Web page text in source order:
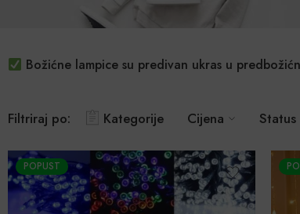
Božićne lampice su predivan ukras u
Filtriraj po: Kategorije Cijena Status
POPUST